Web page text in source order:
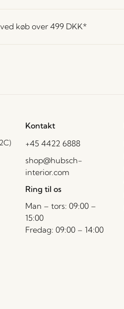
køb over 499 DKK*
Kontakt
+45 4422 6888
shop@hubsch-
interior.com
Ring til os
Man – tors: 09:00 –
15:00
Fredag: 09:00 – 14:00